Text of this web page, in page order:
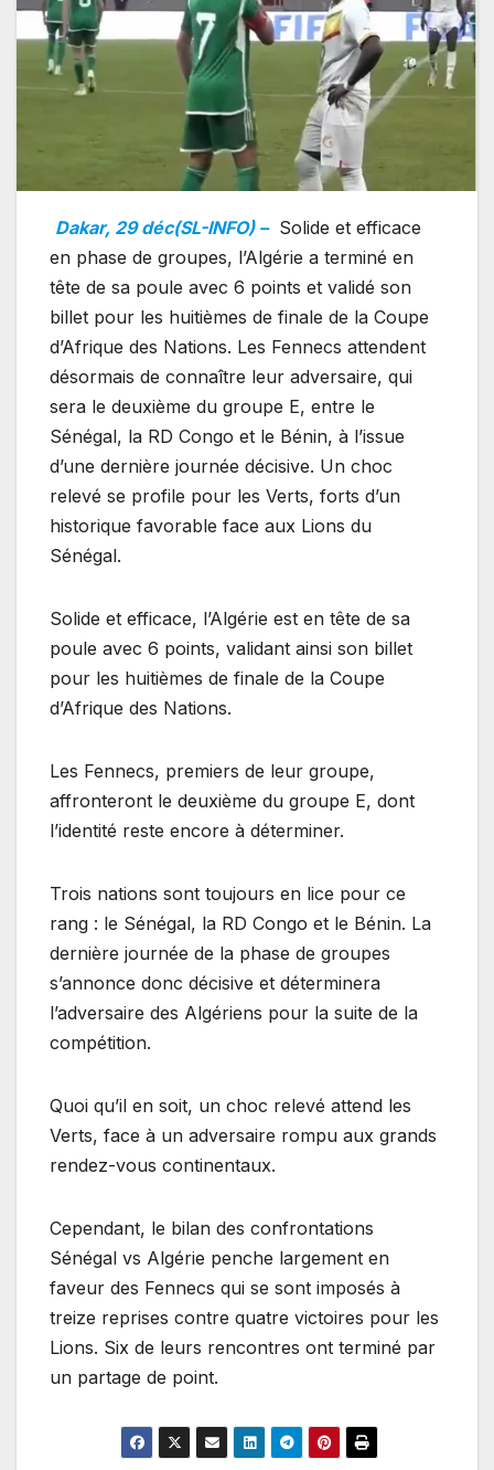
Dakar, 29 déc(SL-INFO) – Solide et efficace
en phase de groupes, l’Algérie a terminé en
tête de sa poule avec 6 points et validé son
billet pour les huitièmes de finale de la Coupe
d’Afrique des Nations. Les Fennecs attendent
désormais de connaître leur adversaire, qui
sera le deuxième du groupe E, entre le
Sénégal, la RD Congo et le Bénin, à l’issue
d’une dernière journée décisive. Un choc
relevé se profile pour les Verts, forts d’un
historique favorable face aux Lions du
Sénégal.
Solide et efficace, l’Algérie est en tête de sa
poule avec 6 points, validant ainsi son billet
pour les huitièmes de finale de la Coupe
d’Afrique des Nations.
Les Fennecs, premiers de leur groupe,
affronteront le deuxième du groupe E, dont
l’identité reste encore à déterminer.
Trois nations sont toujours en lice pour ce
rang : le Sénégal, la RD Congo et le Bénin. La
dernière journée de la phase de groupes
s’annonce donc décisive et déterminera
l’adversaire des Algériens pour la suite de la
compétition.
Quoi qu’il en soit, un choc relevé attend les
Verts, face à un adversaire rompu aux grands
rendez-vous continentaux.
Cependant, le bilan des confrontations
Sénégal vs Algérie penche largement en
faveur des Fennecs qui se sont imposés à
treize reprises contre quatre victoires pour les
Lions. Six de leurs rencontres ont terminé par
un partage de point.